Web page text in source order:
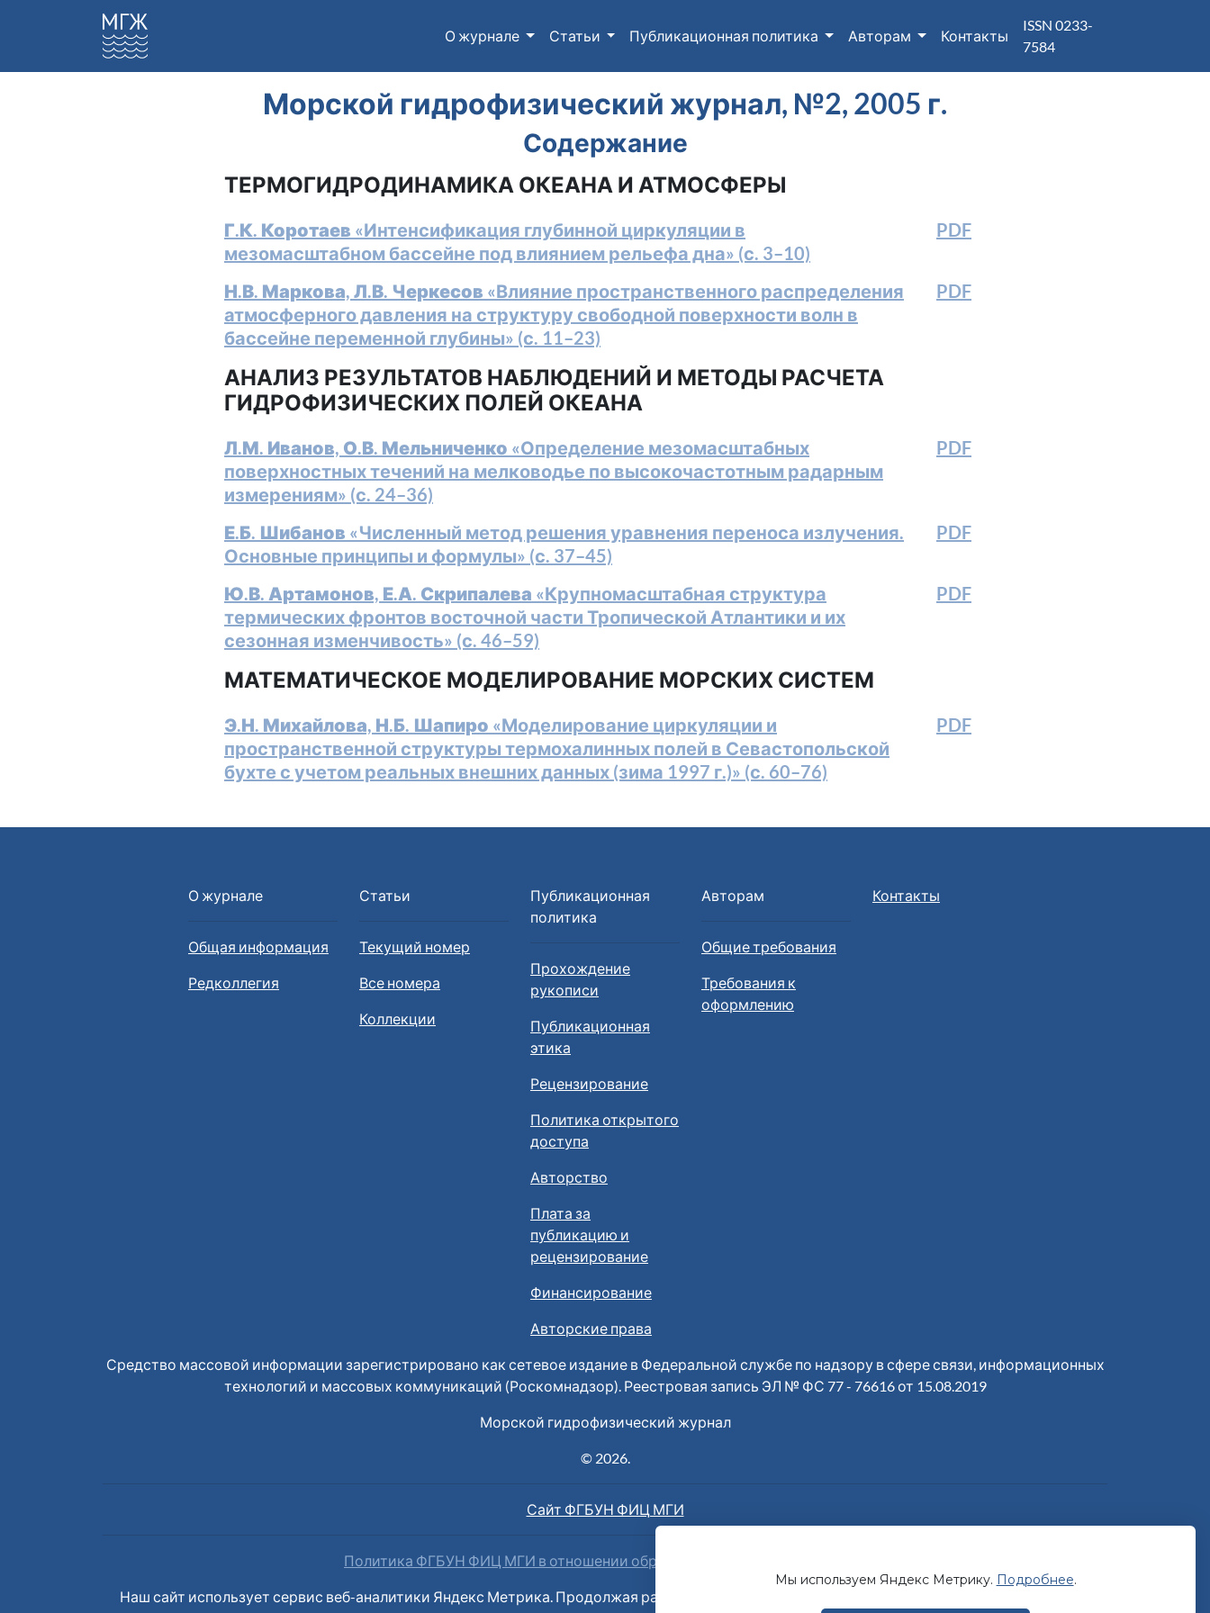
О журнале Статьи Публикационная политика Авторам Контакты
ISSN 0233-
7584
Морской гидрофизический журнал, №2, 2005 г.
Содержание
ТЕРМОГИДРОДИНАМИКА ОКЕАНА И АТМОСФЕРЫ
Г.К. Коротаев «Интенсификация глубинной циркуляции в
мезомасштабном бассейне под влиянием рельефа дна» (с. 3–10)
PDF
Н.В. Маркова, Л.В. Черкесов «Влияние пространственного распределения
атмосферного давления на структуру свободной поверхности волн в
бассейне переменной глубины» (с. 11–23)
PDF
АНАЛИЗ РЕЗУЛЬТАТОВ НАБЛЮДЕНИЙ И МЕТОДЫ РАСЧЕТА
ГИДРОФИЗИЧЕСКИХ ПОЛЕЙ ОКЕАНА
Л.М. Иванов, О.В. Мельниченко «Определение мезомасштабных
поверхностных течений на мелководье по высокочастотным радарным
измерениям» (с. 24–36)
PDF
Е.Б. Шибанов «Численный метод решения уравнения переноса излучения.
Основные принципы и формулы» (с. 37–45)
PDF
Ю.В. Артамонов, Е.А. Скрипалева «Крупномасштабная структура
термических фронтов восточной части Тропической Атлантики и их
сезонная изменчивость» (с. 46–59)
PDF
МАТЕМАТИЧЕСКОЕ МОДЕЛИРОВАНИЕ МОРСКИХ СИСТЕМ
Э.Н. Михайлова, Н.Б. Шапиро «Моделирование циркуляции и
пространственной структуры термохалинных полей в Севастопольской
бухте с учетом реальных внешних данных (зима 1997 г.)» (с. 60–76)
PDF
О журнале
Общая информация
Редколлегия
Статьи
Текущий номер
Все номера
Коллекции
Публикационная
политика
Прохождение
рукописи
Публикационная
этика
Рецензирование
Политика открытого
доступа
Авторство
Плата за
публикацию и
рецензирование
Финансирование
Авторские права
Авторам
Общие требования
Требования к
оформлению
Контакты
Средство массовой информации зарегистрировано как сетевое издание в Федеральной службе по надзору в сфере связи, информационных
технологий и массовых коммуникаций (Роскомнадзор). Реестровая запись ЭЛ № ФС 77 - 76616 от 15.08.2019
Морской гидрофизический журнал
© 2026.
Сайт ФГБУН ФИЦ МГИ
Политика ФГБУН ФИЦ МГИ в отношении обработки персональных данных
Наш сайт использует сервис веб-аналитики Яндекс Метрика. Продолжая работу с сайтом вы даете добровольное согласие на
Мы используем Яндекс Метрику. Подробнее.